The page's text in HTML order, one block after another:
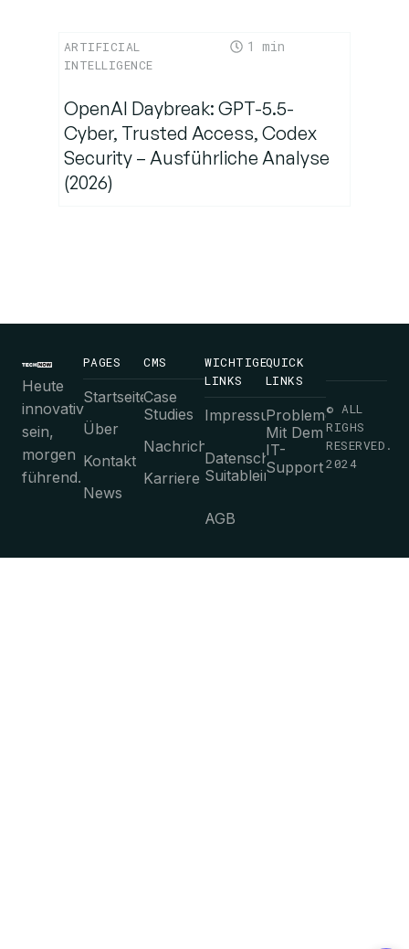
ARTIFICIAL
INTELLIGENCE
1
OpenAI Daybreak: GPT-5.5-
Cyber, Trusted Access, Codex
Security – Ausführliche Analyse
(2026)
Heute
innovativ
sein,
morgen
führend.
PAGES
Startseite
Über
Kontakt
News
CMS
Case
Studies
Nachrichten
Karriere
WICHTIGE
LINKS
Impressum
Datenschutz-
Suitableimmungen
AGB
QUICK
LINKS
Probleme
Mit Dem
IT-
Support
© ALL
RIGHS
RESERVED.
2024